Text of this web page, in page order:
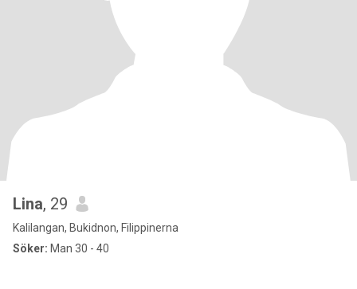
Lina, 29
Kalilangan, Bukidnon, Filippinerna
Söker: Man 30 - 40